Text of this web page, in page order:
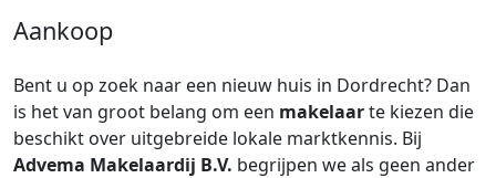
Aankoop
Bent u op zoek naar een nieuw huis in Dordrecht? Dan
is het van groot belang om een makelaarte kiezen die
beschikt over uitgebreide lokale marktkennis. Bij
Advema Makelaardij B.V. begrijpen we als geen ander